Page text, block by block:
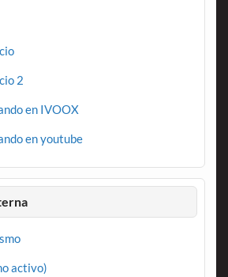
2
en IVOOX
en youtube
activo)